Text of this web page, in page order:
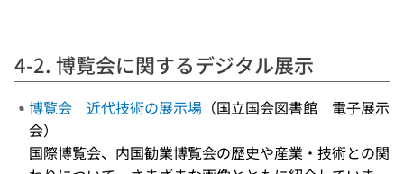
4-2. 博覧会に関するデジタル展示
博覧会 近代技術の展示場 （国立国会図書館 電子展示
会）
国際博覧会、内国勧業博覧会の歴史や産業・技術との関